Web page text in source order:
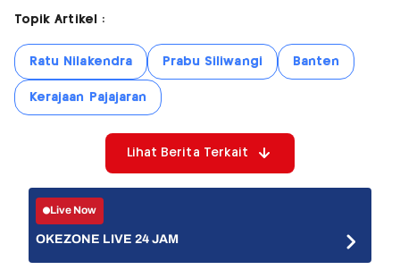
Topik Artikel :
Ratu Nilakendra Prabu Siliwangi Banten
Kerajaan Pajajaran
Lihat Berita Terkait
Live Now
OKEZONE LIVE 24 JAM